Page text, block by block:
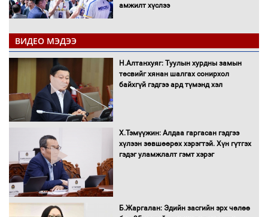
амжилт хүслээ
Автобензин, дизель түлшний онцгой
албан татварыг тэглэлээ
Санхүүгийн хэмнэлтийн горимд эрүүл
мэндийн салбар хамаарахгүй
Нөөцийн махны худалдаа,
борлуулалтыг нээлттэй ил тод
ВИДЕО МЭДЭЭ
Н.Алтанхуяг: Туулын хурдны замын
төсвийг хянан шалгах сонирхол
байхгүй гэдгээ ард түмэнд хэл
Х.Тэмүүжин: Алдаа гаргасан гэдгээ
хүлээн зөвшөөрөх хэрэгтэй. Хүн гүтгэх
гэдэг уламжлалт гэмт хэрэг
Б.Жаргалан: Эдийн засгийн эрх чөлөө